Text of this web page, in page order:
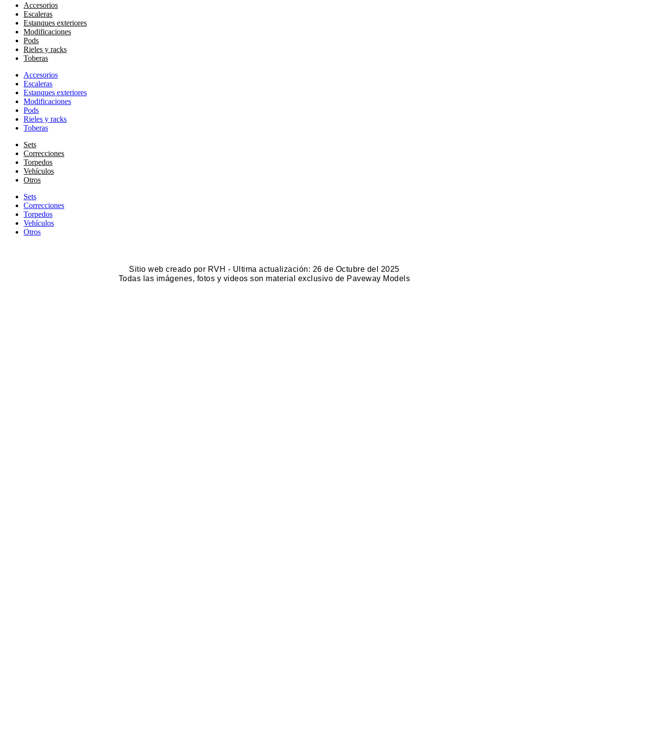
Accesorios
Escaleras
Estanques exteriores
Modificaciones
Pods
Rieles y racks
Toberas
Accesorios
Escaleras
Estanques exteriores
Modificaciones
Pods
Rieles y racks
Toberas
Sets
Correcciones
Torpedos
Vehículos
Otros
Sets
Correcciones
Torpedos
Vehículos
Otros
Sitio web creado por RVH - Ultima actualización: 26 de Octubre del 2025
Todas las imágenes, fotos y videos son material exclusivo de Paveway Models